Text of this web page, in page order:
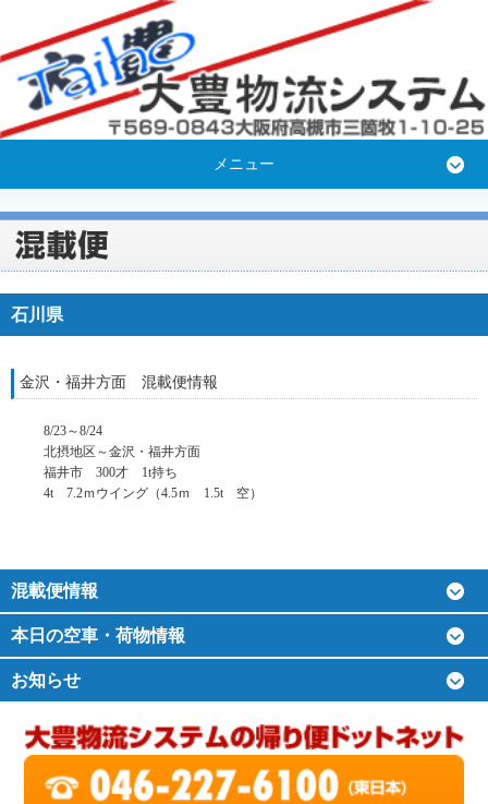
メニュー
石川県
金沢・福井方面 混載便情報
8/23～8/24
北摂地区～金沢・福井方面
福井市 300才 1t持ち
4t 7.2ｍウイング（4.5ｍ 1.5t 空）
混載便情報
本日の空車・荷物情報
お知らせ